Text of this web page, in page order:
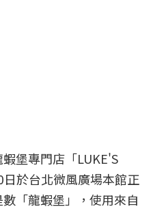
堡專門店「LUKE'S
於台北微風廣場本館正
「龍蝦堡」，使用來自